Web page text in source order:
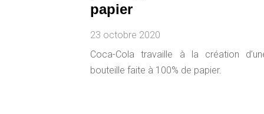
papier
23 octobre 2020
Coca-Cola travaille à la création
bouteille faite à 100% de papier.